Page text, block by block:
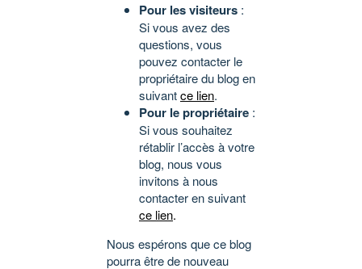
Pour les visiteurs :
Si vous avez des
questions, vous
pouvez contacter le
propriétaire du blog en
suivantce lien.
Pour le propriétaire :
Si vous souhaitez
rétablir l’accès à votre
blog, nous vous
invitons à nous
contacter en suivant
ce lien.
Nous espérons que ce blog
pourra être de nouveau